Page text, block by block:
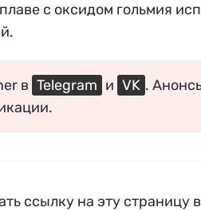
с оксидом гольмия
в Telegram и VK .
ссылку на эту страницу